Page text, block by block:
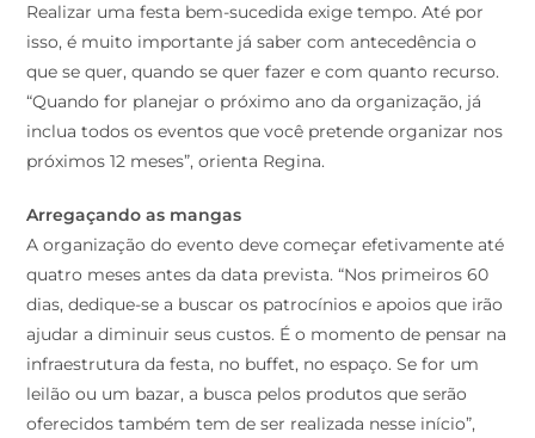
Realizar uma festa bem-sucedida exige tempo. Até por
isso, é muito importante já saber com antecedência o
que se quer, quando se quer fazer e com quanto recurso.
“Quando for planejar o próximo ano da organização, já
inclua todos os eventos que você pretende organizar nos
próximos 12 meses”, orienta Regina.
Arregaçando as mangas
A organização do evento deve começar efetivamente até
quatro meses antes da data prevista. “Nos primeiros 60
dias, dedique-se a buscar os patrocínios e apoios que irão
ajudar a diminuir seus custos. É o momento de pensar na
infraestrutura da festa, no buffet, no espaço. Se for um
leilão ou um bazar, a busca pelos produtos que serão
oferecidos também tem de ser realizada nesse início”,